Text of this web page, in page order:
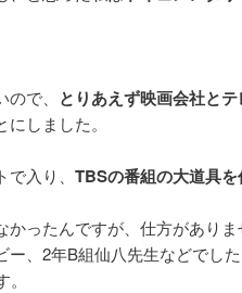
で、 とりあえず映画会社と
しました。
入り、 TBSの番組の大道具を
ったんですが、仕方がありま
、2年B組仙八先生などでした